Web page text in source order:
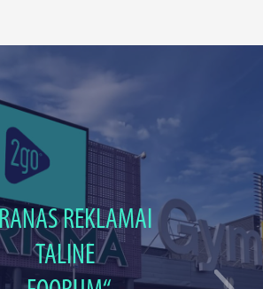
REKLAMAI
TALINE